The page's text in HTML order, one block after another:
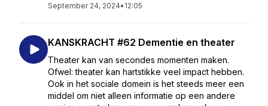
September 24, 2024• 12:05
KANSKRACHT #62 Dementie en theater
Theater kan van secondes momenten maken.
Ofwel: theater kan hartstikke veel impact hebben.
Ook in het sociale domein is het steeds meer een
middel om niet alleen informatie op een andere